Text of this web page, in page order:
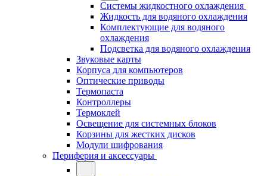
Системы жидкостного охлаждения
Жидкость для водяного охлаждения
Комплектующие для водяного
охлаждения
Подсветка для водяного охлаждения
Звуковые карты
Корпуса для компьютеров
Оптические приводы
Термопаста
Контроллеры
Термоклей
Освещение для системных блоков
Корзины для жестких дисков
Модули шифрования
Периферия и аксессуары